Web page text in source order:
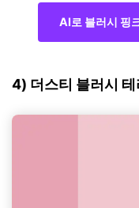
AI로 블러시 핑
4) 더스티 블러시